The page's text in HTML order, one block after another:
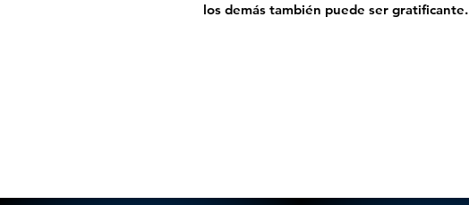
los demás también puede ser gratificante.